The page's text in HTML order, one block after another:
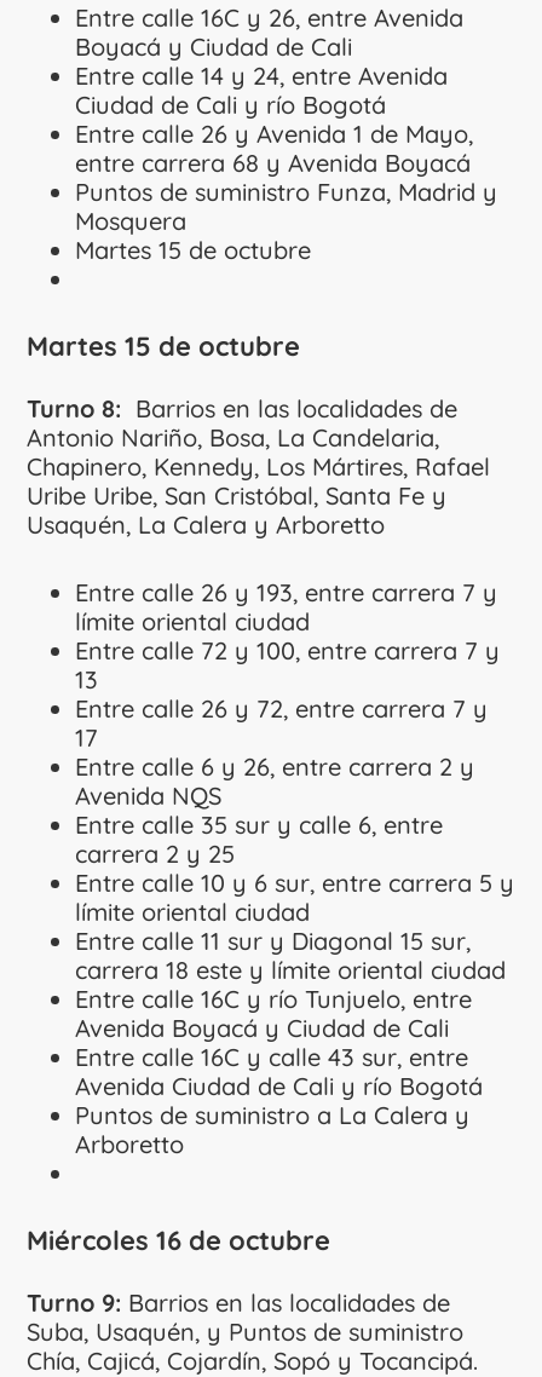
Entre calle 16C y 26, entre Avenida
Boyacá y Ciudad de Cali
Entre calle 14 y 24, entre Avenida
Ciudad de Cali y río Bogotá
Entre calle 26 y Avenida 1 de Mayo,
entre carrera 68 y Avenida Boyacá
Puntos de suministro Funza, Madrid y
Mosquera
Martes 15 de octubre
Martes 15 de octubre
Turno 8: Barrios en las localidades de
Antonio Nariño, Bosa, La Candelaria,
Chapinero, Kennedy, Los Mártires, Rafael
Uribe Uribe, San Cristóbal, Santa Fe y
Usaquén, La Calera y Arboretto
Entre calle 26 y 193, entre carrera 7 y
límite oriental ciudad
Entre calle 72 y 100, entre carrera 7 y
13
Entre calle 26 y 72, entre carrera 7 y
17
Entre calle 6 y 26, entre carrera 2 y
Avenida NQS
Entre calle 35 sur y calle 6, entre
carrera 2 y 25
Entre calle 10 y 6 sur, entre carrera 5 y
límite oriental ciudad
Entre calle 11 sur y Diagonal 15 sur,
carrera 18 este y límite oriental ciudad
Entre calle 16C y río Tunjuelo, entre
Avenida Boyacá y Ciudad de Cali
Entre calle 16C y calle 43 sur, entre
Avenida Ciudad de Cali y río Bogotá
Puntos de suministro a La Calera y
Arboretto
Miércoles 16 de octubre
Turno 9: Barrios en las localidades de
Suba, Usaquén, y Puntos de suministro
Chía, Cajicá, Cojardín, Sopó y Tocancipá.